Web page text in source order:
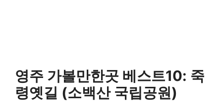
영주 가볼만한곳 베스트10: 죽
령옛길 (소백산 국립공원)